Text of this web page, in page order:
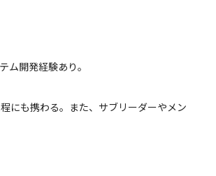
開発経験あり。
にも携わる。また、サブリーダーやメン